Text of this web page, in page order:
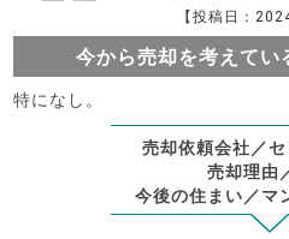
【投稿日：
今から売却を考えてい
特になし。
売却依頼会社／
売却理由
今後の住まい／マ